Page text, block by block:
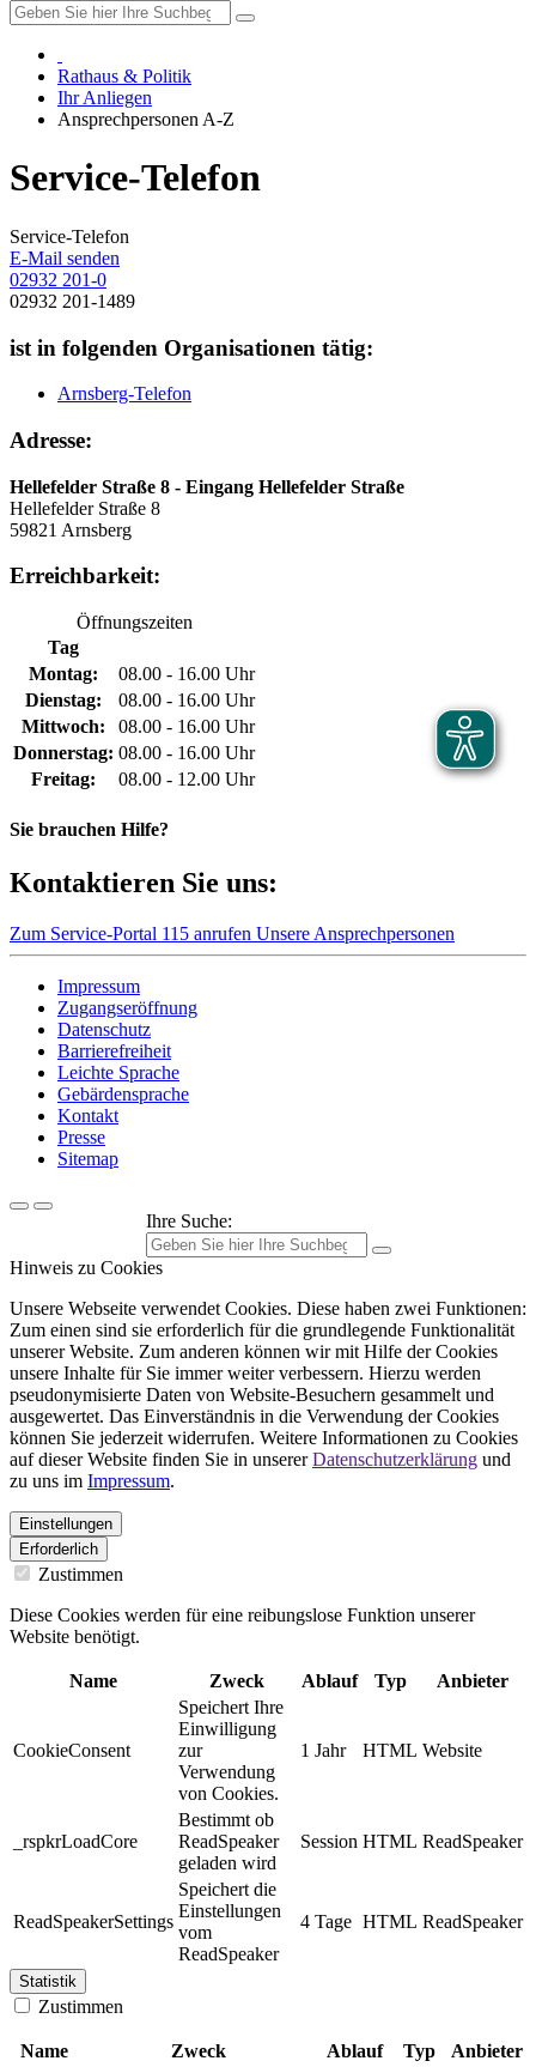
Rathaus & Politik
Ihr Anliegen
Ansprechpersonen A-Z
Service-Telefon
Service-Telefon
E-Mail senden
02932 201-0
02932 201-1489
ist in folgenden Organisationen tätig:
Arnsberg-Telefon
Adresse:
Hellefelder Straße 8 - Eingang Hellefelder Straße
Hellefelder Straße 8
59821 Arnsberg
Erreichbarkeit:
Öffnungszeiten
Tag
Montag:
08.00 - 16.00 Uhr
Dienstag:
08.00 - 16.00 Uhr
Mittwoch:
08.00 - 16.00 Uhr
Donnerstag: 08.00 - 16.00 Uhr
Freitag:
08.00 - 12.00 Uhr
Sie brauchen Hilfe?
Kontaktieren Sie uns:
Zum Service-Portal 115 anrufen Unsere Ansprechpersonen
Impressum
Zugangseröffnung
Datenschutz
Barrierefreiheit
Leichte Sprache
Gebärdensprache
Kontakt
Presse
Sitemap
Ihre Suche:
Hinweis zu Cookies
Unsere Webseite verwendet Cookies. Diese haben zwei Funktionen:
Zum einen sind sie erforderlich für die grundlegende Funktionalität
unserer Website. Zum anderen können wir mit Hilfe der Cookies
unsere Inhalte für Sie immer weiter verbessern. Hierzu werden
pseudonymisierte Daten von Website-Besuchern gesammelt und
ausgewertet. Das Einverständnis in die Verwendung der Cookies
können Sie jederzeit widerrufen. Weitere Informationen zu Cookies
auf dieser Website finden Sie in unsererDatenschutzerklärung und
zu uns im Impressum.
Einstellungen
Erforderlich
Zustimmen
Diese Cookies werden für eine reibungslose Funktion unserer
Website benötigt.
Name Zweck Ablauf Typ Anbieter
CookieConsent
Speichert Ihre
Einwilligung
zur
Verwendung
von Cookies.
1 Jahr HTML Website
_rspkrLoadCore
Bestimmt ob
ReadSpeaker
geladen wird
Session HTML ReadSpeaker
ReadSpeakerSettings
Speichert die
Einstellungen
vom
ReadSpeaker
4 Tage HTML ReadSpeaker
Statistik
Zustimmen
Name Zweck Ablauf Typ
Anbieter